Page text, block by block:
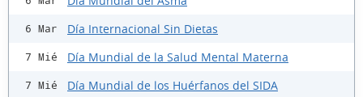
6 Mar Día Internacional Sin Dietas
7 Mié Día Mundial de la Salud Mental Materna
7 Mié Día Mundial de los Huérfanos del SIDA